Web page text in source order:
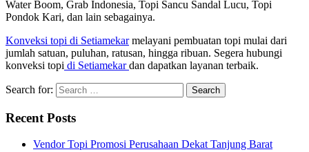
Water Boom, Grab Indonesia, Topi Sancu Sandal Lucu, Topi
Pondok Kari, dan lain sebagainya.
Konveksi topi di Setiamekarmelayani pembuatan topi mulai dari
jumlah satuan, puluhan, ratusan, hingga ribuan. Segera hubungi
konveksi topi di Setiamekardan dapatkan layanan terbaik.
Search for:
Recent Posts
Vendor Topi Promosi Perusahaan Dekat Tanjung Barat